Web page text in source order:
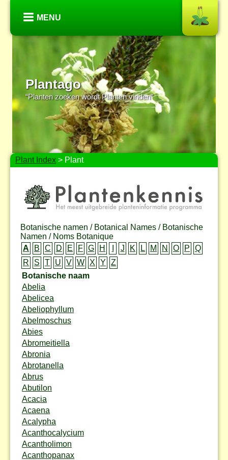
MENU
Plantago
“Planten zoeken wordt Planten vinden”
Plant Index > Plant
Botanische namen / Botanical Names / Botanische
Namen / Noms Botanique
A
B C D E F G H J K L M N O P
Q
R
S T U V W X Y
Z
Botanische naam
Abelia
Abelicea
Abeliophyllum
Abelmoschus
Abies
Abromeitiella
Abronia
Abrotanella
Abrus
Abutilon
Acacia
Acaena
Acalypha
Acanthocalycium
Acantholimon
Acanthopanax